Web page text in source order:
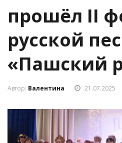
прошёл II
русской
«Пашский
Автор: Валентина 21.07.2025